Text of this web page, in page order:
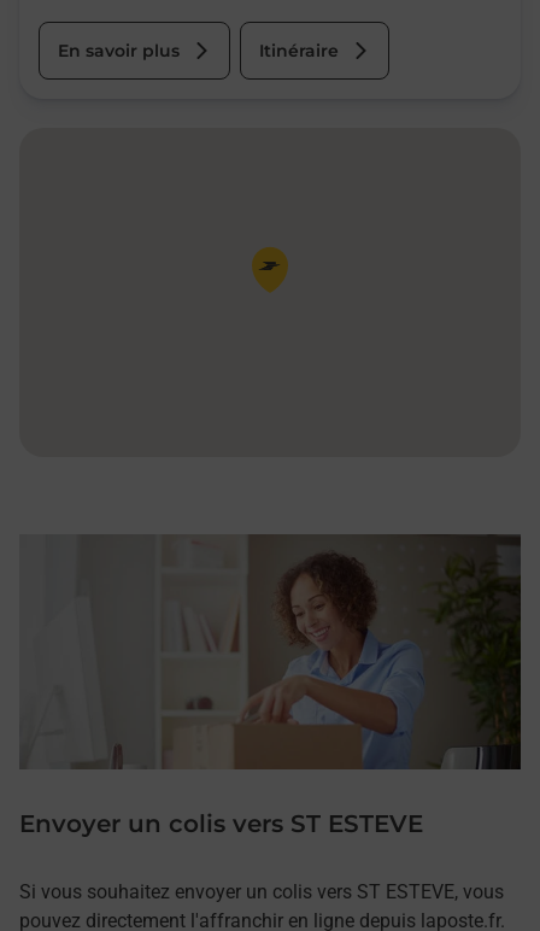
En savoir plus Itinéraire
Pin de la carte
Envoyer un colis vers ST ESTEVE
Si vous souhaitez envoyer un colis vers ST ESTEVE, vous
pouvez directement l'affranchir en ligne depuis laposte.fr.